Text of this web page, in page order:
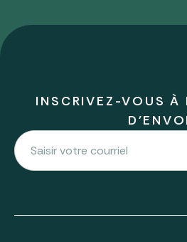
INSCRIVEZ-VOUS À
D'ENVOI